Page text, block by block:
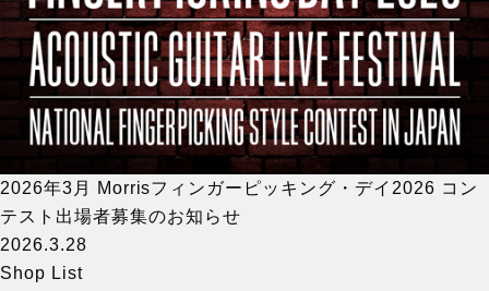
2026年3月 Morrisフィンガーピッキング・デイ2026 コン
テスト出場者募集のお知らせ
2026.3.28
Shop List